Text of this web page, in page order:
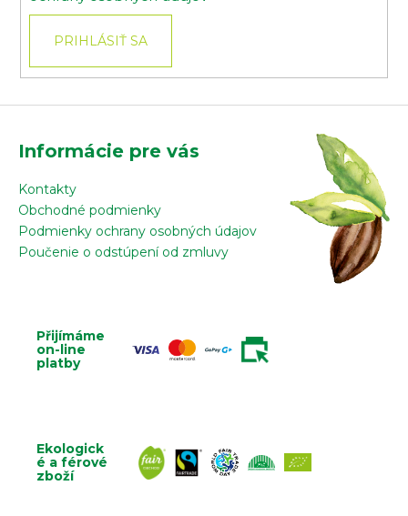
PRIHLÁSIŤ SA
Informácie pre vás
Kontakty
Obchodné podmienky
Podmienky ochrany osobných údajov
Poučenie o odstúpení od zmluvy
Přijímáme
on-line
platby
Ekologick
é a férové
zboží